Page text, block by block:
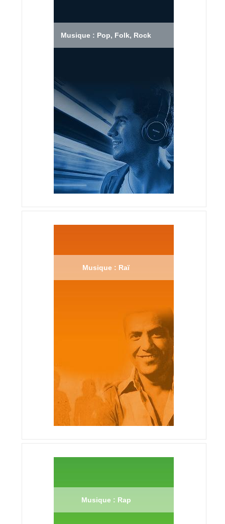
Musique : Pop, Folk, Rock
Musique : Raï
Musique : Rap